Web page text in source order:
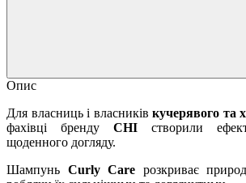
Опис
Для власниць і власників кучерявого та
фахівці бренду CHI створили
щоденного догляду.
Шампунь Curly Care розкриває